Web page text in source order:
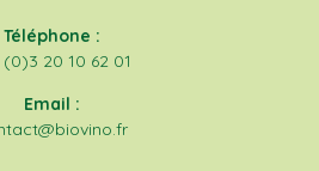
Téléphone :
(0)3 20 10 62 01
Email :